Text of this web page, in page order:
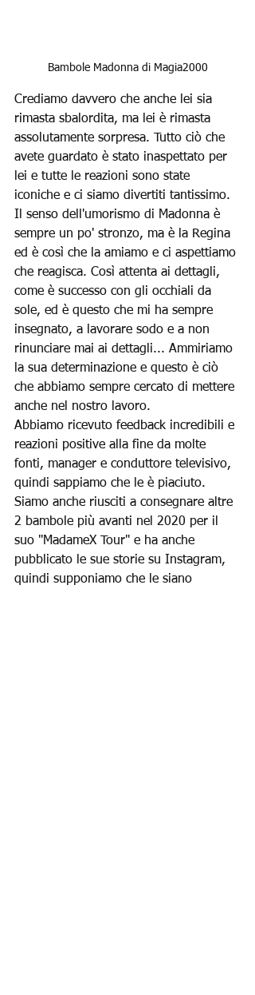
Bambole Madonna di Magia2000
Crediamo davvero che anche lei sia
rimasta sbalordita, ma lei è rimasta
assolutamente sorpresa. Tutto ciò che
avete guardato è stato inaspettato per
lei e tutte le reazioni sono state
iconiche e ci siamo divertiti tantissimo.
Il senso dell'umorismo di Madonna è
sempre un po' stronzo, ma è la Regina
ed è così che la amiamo e ci aspettiamo
che reagisca. Così attenta ai dettagli,
come è successo con gli occhiali da
sole, ed è questo che mi ha sempre
insegnato, a lavorare sodo e a non
rinunciare mai ai dettagli... Ammiriamo
la sua determinazione e questo è ciò
che abbiamo sempre cercato di mettere
anche nel nostro lavoro.
Abbiamo ricevuto feedback incredibili e
reazioni positive alla fine da molte
fonti, manager e conduttore televisivo,
quindi sappiamo che le è piaciuto.
Siamo anche riusciti a consegnare altre
2 bambole più avanti nel 2020 per il
suo "MadameX Tour" e ha anche
pubblicato le sue storie su Instagram,
quindi supponiamo che le siano